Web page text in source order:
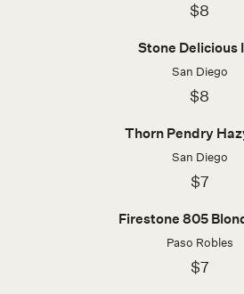
$8
Stone Delicious
San Diego
$8
Thorn Pendry
San Diego
$7
Firestone 805
Paso Robles
$7